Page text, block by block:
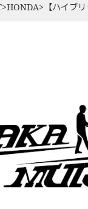
>HONDA> 【ハイブ